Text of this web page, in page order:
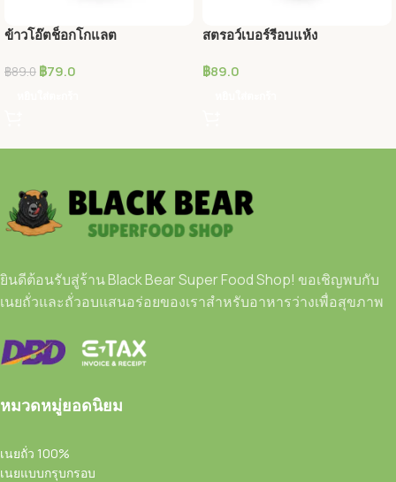
ข้าวโอ๊ตช็อกโกแลต
฿89.0 ฿79.0
สตรอว์เบอร์รีอบแห้ง
฿89.0
ยินดีต้อนรับสู่ร้าน Black Bear Super Food Shop! ขอเชิญพบกับ
เนยถั่วและถั่วอบแสนอร่อยของเราสำหรับอาหารว่างเพื่อสุขภาพ
หมวดหมู่ยอดนิยม
เนยถั่ว 100%
เนยแบบกรุบกรอบ